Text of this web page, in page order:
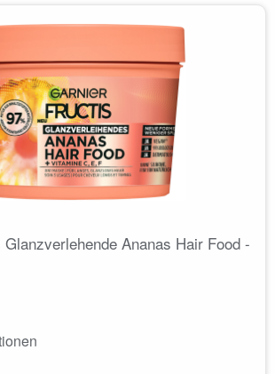
Ananas Hair Food -